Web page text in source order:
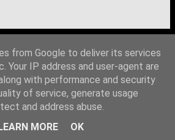
BEJEGYZÉSEK
Blogger
from Google to deliver its services
Your IP address and user-agent are
with performance and security
of service, generate usage
and address abuse.
MORE
OK